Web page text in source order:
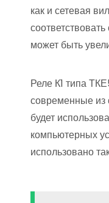
как и сетевая
может быть
Реле К1 типа
современные
будет
компьютерных
использовано